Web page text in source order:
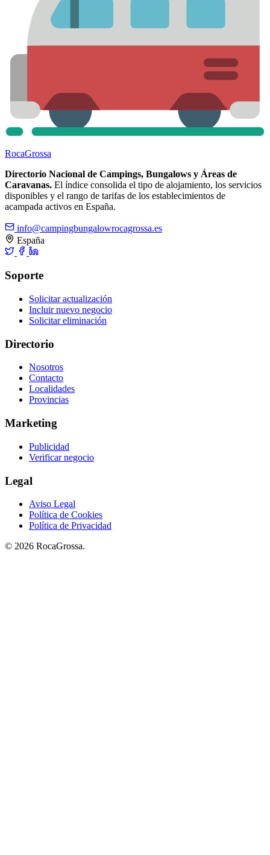
RocaGrossa
Directorio Nacional de Campings, Bungalows y Áreas de
Caravanas. El índice consolida el tipo de alojamiento, los servicios
disponibles y el rango de tarifas de los establecimientos de
acampada activos en España.
info@campingbungalowrocagrossa.es
España
Soporte
Solicitar actualización
Incluir nuevo negocio
Solicitar eliminación
Directorio
Nosotros
Contacto
Localidades
Provincias
Marketing
Publicidad
Verificar negocio
Legal
Aviso Legal
Política de Cookies
Política de Privacidad
© 2026 RocaGrossa.